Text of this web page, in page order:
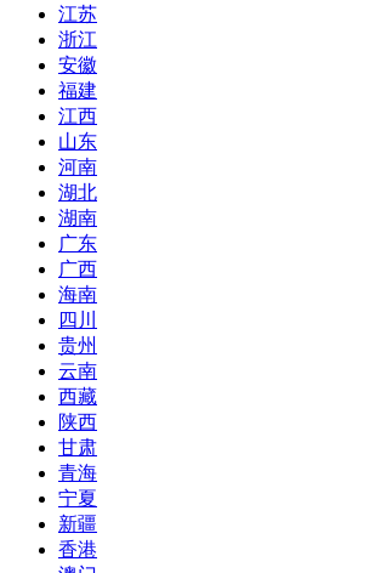
江苏
浙江
安徽
福建
江西
山东
河南
湖北
湖南
广东
广西
海南
四川
贵州
云南
西藏
陕西
甘肃
青海
宁夏
新疆
香港